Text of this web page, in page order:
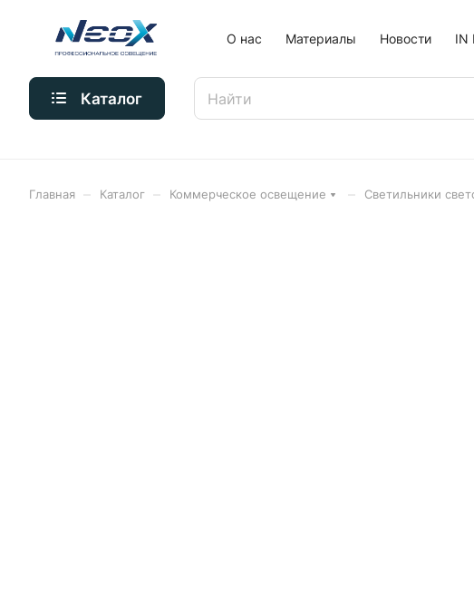
О нас Материалы Новости IN
Каталог
Главная Каталог Коммерческое освещение Светильники